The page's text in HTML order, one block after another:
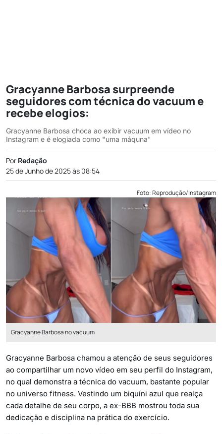
Gracyanne Barbosa surpreende
seguidores com técnica do vacuum e
recebe elogios:
Gracyanne Barbosa choca ao exibir vacuum em vídeo no
Instagram e é elogiada como "uma máquna"
Por Redação
25 de Junho de 2025 às 08:54
Foto: Reprodução/Instagram
Gracyanne Barbosa no vacuum
Gracyanne Barbosa chamou a atenção de seus seguidores
ao compartilhar um novo vídeo em seu perfil do Instagram,
no qual demonstra a técnica do vacuum, bastante popular
no universo fitness. Vestindo um biquíni azul que realça
cada detalhe de seu corpo, a ex-BBB mostrou toda sua
dedicação e disciplina na prática do exercício.